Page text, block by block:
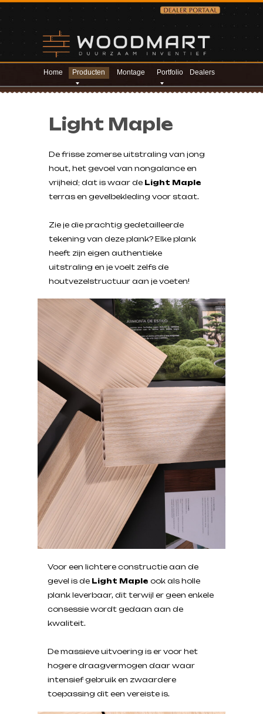
Home Portfolio
Montage Dealers
Producten
Light Maple
De frisse zomerse uitstraling van jong
hout, het gevoel van nongalance en
vrijheid; dat is waar de Light Maple
terras en gevelbekleding voor staat.
Zie je die prachtig gedetailleerde
tekening van deze plank? Elke plank
heeft zijn eigen authentieke
uitstraling en je voelt zelfs de
houtvezelstructuur aan je voeten!
Voor een lichtere constructie aan de
gevel is de Light Maple ook als holle
plank leverbaar, dit terwijl er geen enkele
consessie wordt gedaan aan de
kwaliteit.
De massieve uitvoering is er voor het
hogere draagvermogen daar waar
intensief gebruik en zwaardere
toepassing dit een vereiste is.